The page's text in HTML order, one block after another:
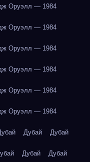
Оруэлл — 1984
Оруэлл — 1984
Оруэлл — 1984
Оруэлл — 1984
Оруэлл — 1984
Оруэлл — 1984
Дубай Дубай
Дубай Дубай